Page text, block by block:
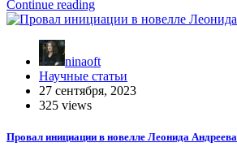
Continue reading
ninaoft
Научные статьи
27 сентября, 2023
325 views
Провал инициации в новелле Леонида Андреева